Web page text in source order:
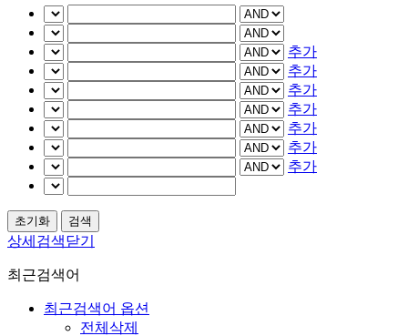
추가
추가
추가
추가
추가
추가
추가
상세검색닫기
최근검색어
최근검색어 옵션
전체삭제